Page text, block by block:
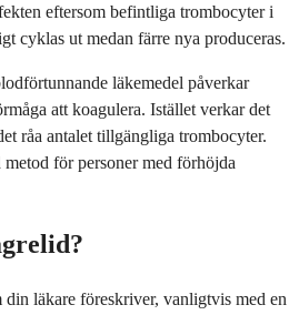
eftersom befintliga trombocyter i
cyklas ut medan färre nya produceras.
läkemedel påverkar
att koagulera. Istället verkar det
råa antalet tillgängliga trombocyter.
för personer med förhöjda
läkare föreskriver, vanligtvis med en